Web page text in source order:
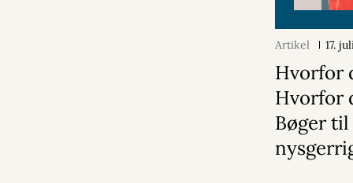
Artikel 17.
Hvorfor
Hvorfor
Bøger til